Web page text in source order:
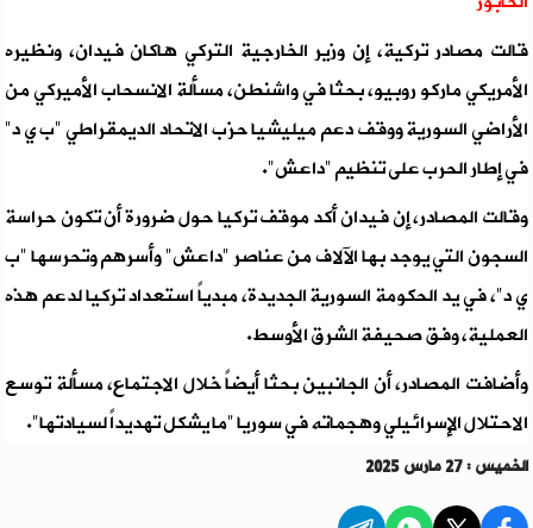
قالت مصادر تركية، إن وزير الخارجية التركي هاكان فيدان، ونظيره
الأمريكي ماركو روبيو، بحثا في واشنطن، مسألة الانسحاب الأميركي من
الأراضي السورية ووقف دعم ميليشيا حزب الاتحاد الديمقراطي "ب ي د"
في إطار الحرب على تنظيم "داعش".
وقالت المصادر، إن فيدان أكد موقف تركيا حول ضرورة أن تكون حراسة
السجون التي يوجد بها الآلاف من عناصر "داعش" وأسرهم وتحرسها "ب
ي د"، في يد الحكومة السورية الجديدة، مبدياً استعداد تركيا لدعم هذه
العملية، وفق صحيفة الشرق الأوسط.
وأضافت المصادر، أن الجانبين بحثا أيضاً خلال الاجتماع، مسألة توسع
الاحتلال الإسرائيلي وهجماته في سوريا "ما يشكل تهديداً لسيادتها".
الخميس : 27 مارس 2025